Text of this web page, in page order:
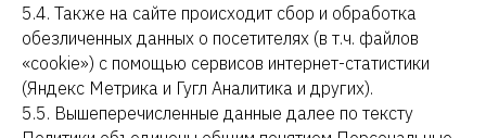
5.4. Также на сайте происходит сбор и обработка
обезличенных данных о посетителях (в т.ч. файлов
«cookie») с помощью сервисов интернет-статистики
(Яндекс Метрика и Гугл Аналитика и других).
5.5. Вышеперечисленные данные далее по тексту